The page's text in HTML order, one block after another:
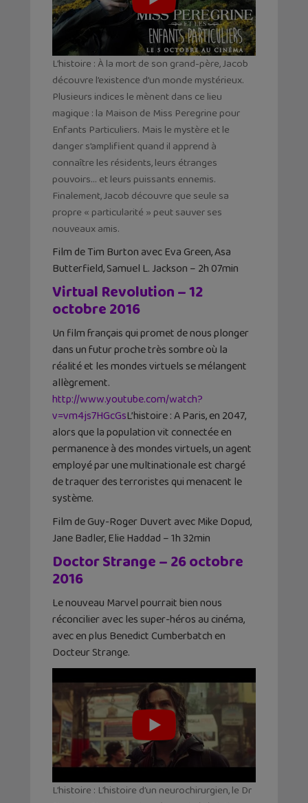
L’histoire : À la mort de son grand-père, Jacob
découvre l’existence d’un monde mystérieux.
Plusieurs indices le mènent dans ce lieu
magique : la Maison de Miss Peregrine pour
Enfants Particuliers. Mais le mystère et le
danger s’amplifient quand il apprend à
connaître les résidents, leurs étranges
pouvoirs… et leurs puissants ennemis.
Finalement, Jacob découvre que seule sa
propre « particularité » peut sauver ses
nouveaux amis.
Film de Tim Burton avec Eva Green, Asa
Butterfield, Samuel L. Jackson – 2h 07min
Virtual Revolution – 12
octobre 2016
Un film français qui promet de nous plonger
dans un futur proche très sombre où la
réalité et les mondes virtuels se mélangent
allègrement.
http://www.youtube.com/watch?
v=vm4js7HGcGsL’histoire : A Paris, en 2047,
alors que la population vit connectée en
permanence à des mondes virtuels, un agent
employé par une multinationale est chargé
de traquer des terroristes qui menacent le
système.
Film de Guy-Roger Duvert avec Mike Dopud,
Jane Badler, Elie Haddad – 1h 32min
Doctor Strange – 26 octobre
2016
Le nouveau Marvel pourrait bien nous
réconcilier avec les super-héros au cinéma,
avec en plus Benedict Cumberbatch en
Docteur Strange.
L’histoire : L’histoire d’un neurochirurgien, le Dr